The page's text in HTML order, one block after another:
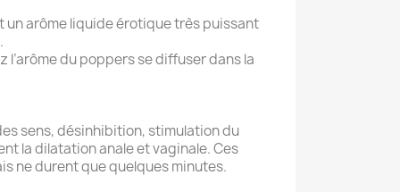
un arôme liquide érotique très puissant
l’arôme du poppers se diffuser dans la
sens, désinhibition, stimulation du
la dilatation anale et vaginale. Ces
ne durent que quelques minutes.